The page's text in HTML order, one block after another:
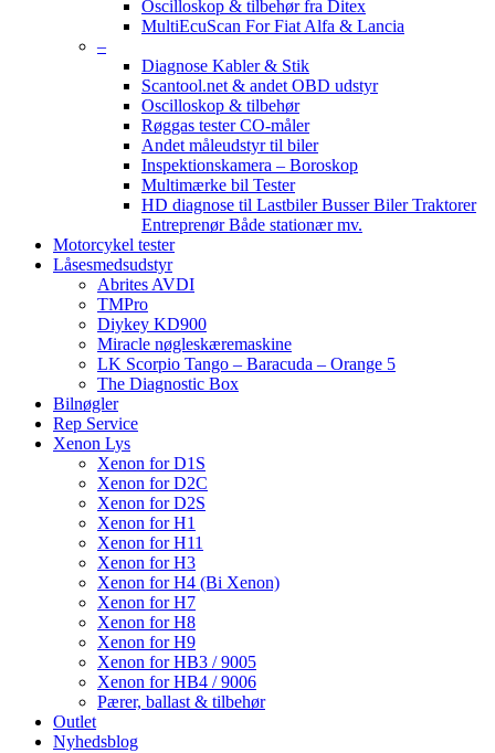
Oscilloskop & tilbehør fra Ditex
MultiEcuScan For Fiat Alfa & Lancia
–
Diagnose Kabler & Stik
Scantool.net & andet OBD udstyr
Oscilloskop & tilbehør
Røggas tester CO-måler
Andet måleudstyr til biler
Inspektionskamera – Boroskop
Multimærke bil Tester
HD diagnose til Lastbiler Busser Biler Traktorer
Entreprenør Både stationær mv.
Motorcykel tester
Låsesmedsudstyr
Abrites AVDI
TMPro
Diykey KD900
Miracle nøgleskæremaskine
LK Scorpio Tango – Baracuda – Orange 5
The Diagnostic Box
Bilnøgler
Rep Service
Xenon Lys
Xenon for D1S
Xenon for D2C
Xenon for D2S
Xenon for H1
Xenon for H11
Xenon for H3
Xenon for H4 (Bi Xenon)
Xenon for H7
Xenon for H8
Xenon for H9
Xenon for HB3 / 9005
Xenon for HB4 / 9006
Pærer, ballast & tilbehør
Outlet
Nyhedsblog